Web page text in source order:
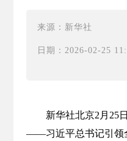
来源：新华社
日期：2026-02-25
新华社北京2月25
——习近平总书记引领